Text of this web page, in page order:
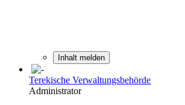
Inhalt melden
Terekische Verwaltungsbehörde
Administrator